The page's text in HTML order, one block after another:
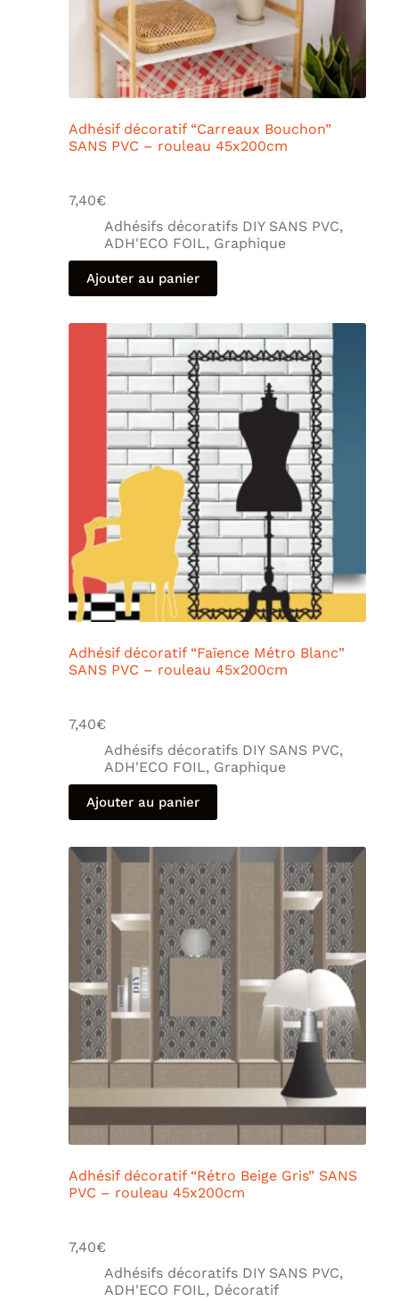
Adhésif décoratif “Carreaux Bouchon”
SANS PVC – rouleau 45x200cm
7,40€
Adhésifs décoratifs DIY SANS PVC,
ADH'ECO FOIL, Graphique
Ajouter au panier
Adhésif décoratif “Faïence Métro Blanc”
SANS PVC – rouleau 45x200cm
7,40€
Adhésifs décoratifs DIY SANS PVC,
ADH'ECO FOIL, Graphique
Ajouter au panier
Adhésif décoratif “Rétro Beige Gris” SANS
PVC – rouleau 45x200cm
7,40€
Adhésifs décoratifs DIY SANS PVC,
ADH'ECO FOIL, Décoratif